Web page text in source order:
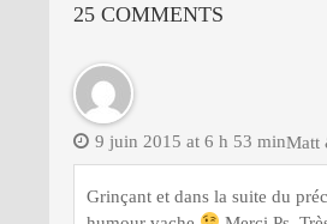
25 COMMENTS
Matt
9 juin 2015 at 6 h 53 min
Grinçant et dans la suite du